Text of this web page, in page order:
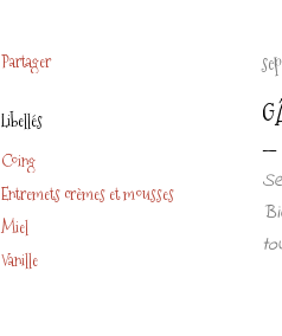
Partager
Libellés
Coing
Entremets crèmes et mousses
Miel
Vanille